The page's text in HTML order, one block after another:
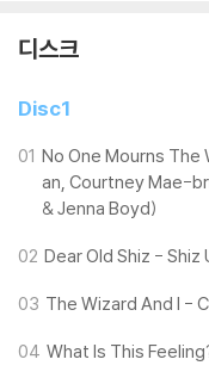
1) 침압 조절 기능이 없는
모델) 다이내믹 사운드의
수 있습니다.
하니 침압 조절이 가능한
2) 디스크는 정전기와 먼
다. 전용 제품으로 이를 제
※ 디스크 외관 불량
렁거리거나 휘어지는 경우
디스크
Disc1
01 No One Mourns The
an, Courtney Mae-
& Jenna Boyd)
02 Dear Old Shiz - Shiz
03 The Wizard And I -
04 What Is This